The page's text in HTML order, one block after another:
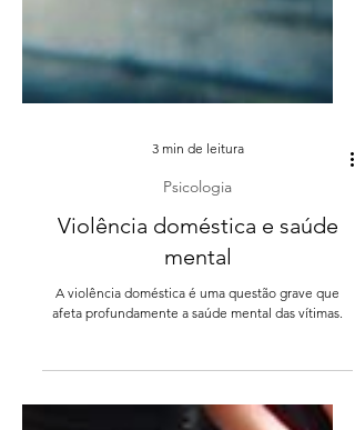
3 min de leitura
Psicologia
Violência doméstica e saúde
mental
A violência doméstica é uma questão grave que